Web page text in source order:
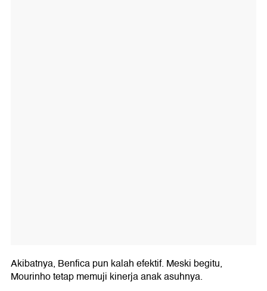
Akibatnya, Benfica pun kalah efektif. Meski begitu,
Mourinho tetap memuji kinerja anak asuhnya.